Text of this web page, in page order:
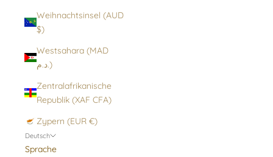
Weihnachtsinsel (AUD
$)
Westsahara (MAD
د.م.)
Zentralafrikanische
Republik (XAF CFA)
Zypern (EUR €)
Deutsch
Sprache